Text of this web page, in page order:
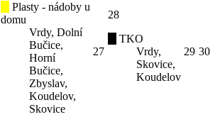
Plasty - nádoby u
domu
Vrdy, Dolní
Bučice,
Horní
Bučice,
Zbyslav,
Koudelov,
Skovice
27
28
TKO
Vrdy,
Skovice,
Koudelov
29 30